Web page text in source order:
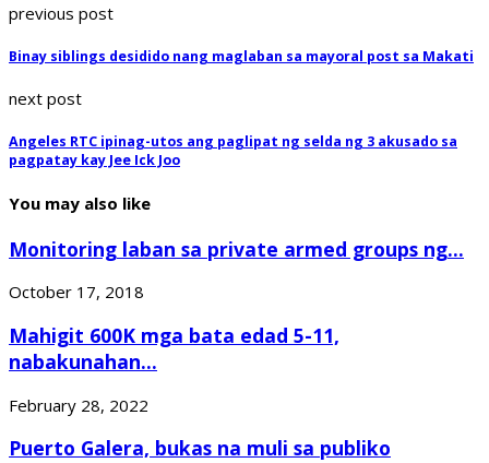
previous post
Binay siblings desidido nang maglaban sa mayoral post sa Makati
next post
Angeles RTC ipinag-utos ang paglipat ng selda ng 3 akusado sa
pagpatay kay Jee Ick Joo
You may also like
Monitoring laban sa private armed groups ng...
October 17, 2018
Mahigit 600K mga bata edad 5-11,
nabakunahan...
February 28, 2022
Puerto Galera, bukas na muli sa publiko